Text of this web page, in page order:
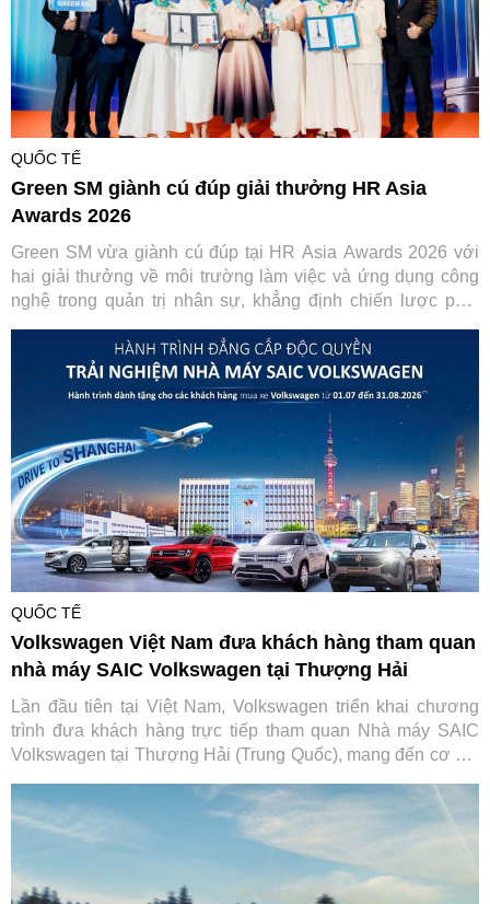
QUỐC TẾ
Green SM giành cú đúp giải thưởng HR Asia
Awards 2026
Green SM vừa giành cú đúp tại HR Asia Awards 2026 với
hai giải thưởng về môi trường làm việc và ứng dụng công
nghệ trong quản trị nhân sự, khẳng định chiến lược phát
QUỐC TẾ
Volkswagen Việt Nam đưa khách hàng tham quan
nhà máy SAIC Volkswagen tại Thượng Hải
Lần đầu tiên tại Việt Nam, Volkswagen triển khai chương
trình đưa khách hàng trực tiếp tham quan Nhà máy SAIC
Volkswagen tại Thượng Hải (Trung Quốc), mang đến cơ hội
sau mỗi chiếc xe của thương hiệu Đức.